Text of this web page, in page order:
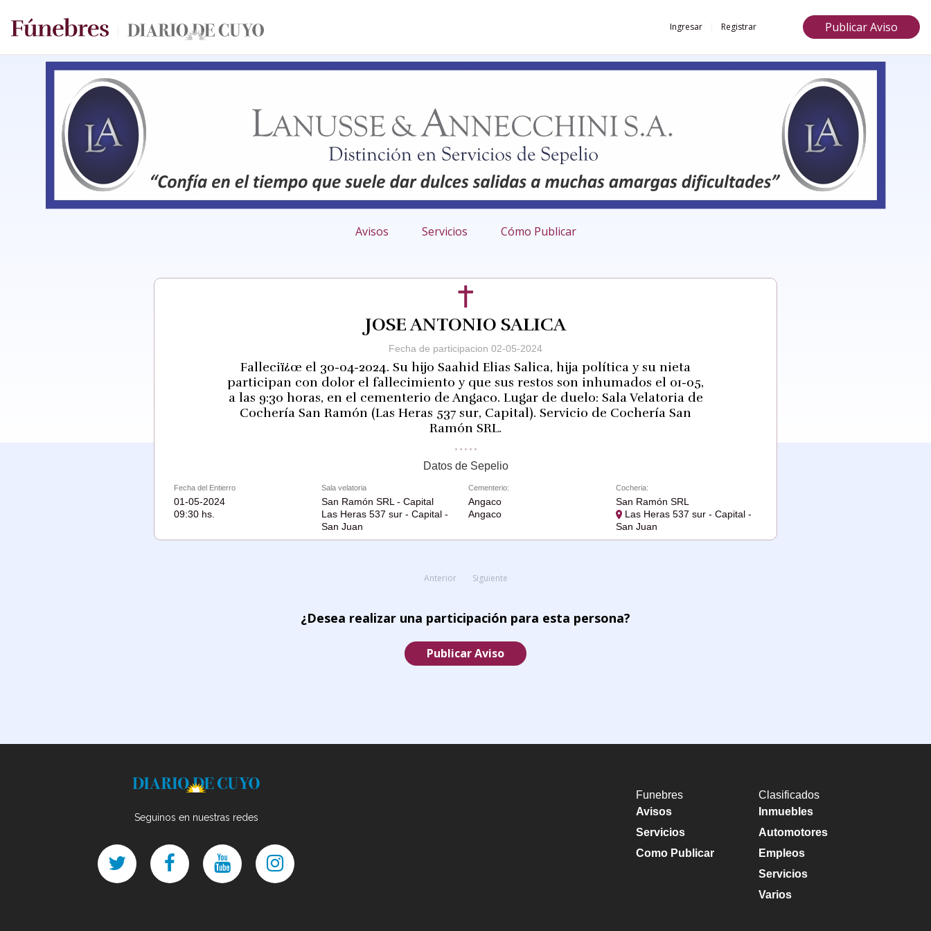
Ingresar Registrar Publicar Aviso
Avisos Servicios Cómo Publicar
JOSE ANTONIO SALICA
Fecha de participacion 02-05-2024
Falleciï¿œ el 30-04-2024. Su hijo Saahid Elias Salica, hija política y su nieta
participan con dolor el fallecimiento y que sus restos son inhumados el 01-05,
a las 9:30 horas, en el cementerio de Angaco. Lugar de duelo: Sala Velatoria de
Cochería San Ramón (Las Heras 537 sur, Capital). Servicio de Cochería San
Ramón SRL.
Datos de Sepelio
Fecha del Entierro
01-05-2024
09:30 hs.
Sala velatoria
San Ramón SRL - Capital
Las Heras 537 sur - Capital -
San Juan
Cementerio:
Angaco
Angaco
Cocheria:
San Ramón SRL
Las Heras 537 sur - Capital -
San Juan
Anterior Siguiente
¿Desea realizar una participación para esta persona?
Publicar Aviso
Seguinos en nuestras redes
Funebres
Avisos
Servicios
Como Publicar
Clasificados
Inmuebles
Automotores
Empleos
Servicios
Varios